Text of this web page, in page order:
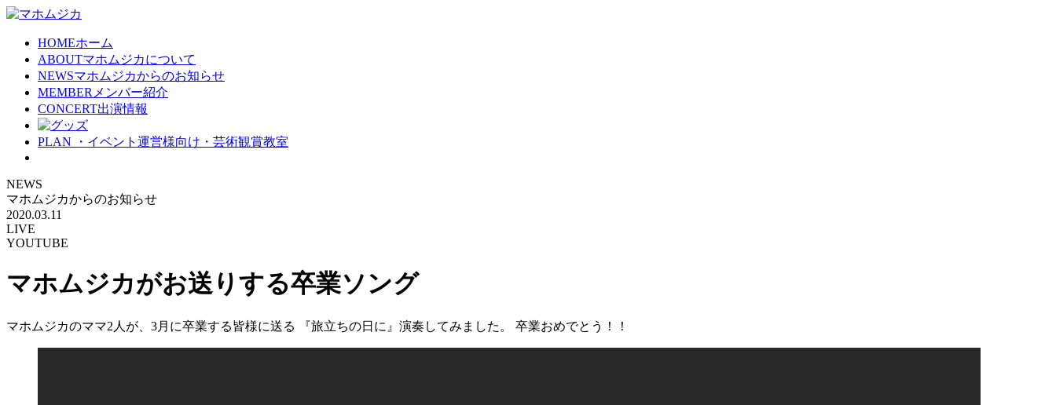
HOMEホーム
ABOUTマホムジカについて
NEWSマホムジカからのお知らせ
MEMBER メンバー紹介
CONCERT出演情報
PLAN ・イベント運営様向け・芸術観賞教室
NEWS
マホムジカからのお知らせ
2020.03.11
LIVE
YOUTUBE
マホムジカがお送りする卒業ソング
マホムジカのママ2人が、3月に卒業する皆様に送る 『旅立ちの日に』演奏してみました。 卒業おめでとう！！